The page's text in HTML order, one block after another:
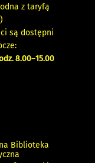
z taryfą
są dostępni
8.00–15.00
Biblioteka